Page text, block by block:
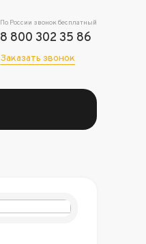
По России звонок бесплатный
8 800 302 35 86
Заказать звонок